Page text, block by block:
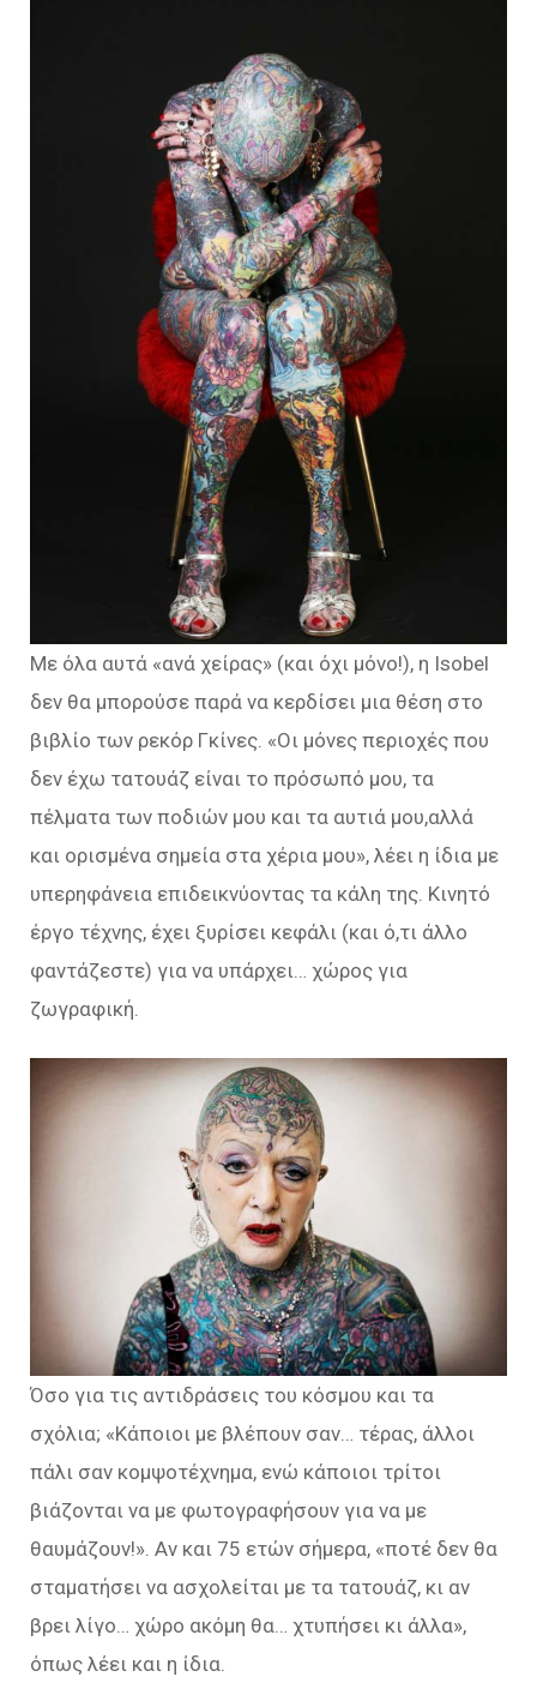
Με όλα αυτά «ανά χείρας» (και όχι μόνο!), η Isobel
δεν θα μπορούσε παρά να κερδίσει μια θέση στο
βιβλίο των ρεκόρ Γκίνες. «Οι μόνες περιοχές που
δεν έχω τατουάζ είναι το πρόσωπό μου, τα
πέλματα των ποδιών μου και τα αυτιά μου,αλλά
και ορισμένα σημεία στα χέρια μου», λέει η ίδια με
υπερηφάνεια επιδεικνύοντας τα κάλη της. Κινητό
έργο τέχνης, έχει ξυρίσει κεφάλι (και ό,τι άλλο
φαντάζεστε) για να υπάρχει… χώρος για
ζωγραφική.
Όσο για τις αντιδράσεις του κόσμου και τα
σχόλια; «Κάποιοι με βλέπουν σαν… τέρας, άλλοι
πάλι σαν κομψοτέχνημα, ενώ κάποιοι τρίτοι
βιάζονται να με φωτογραφήσουν για να με
θαυμάζουν!». Αν και 75 ετών σήμερα, «ποτέ δεν θα
σταματήσει να ασχολείται με τα τατουάζ, κι αν
βρει λίγο… χώρο ακόμη θα… χτυπήσει κι άλλα»,
όπως λέει και η ίδια.